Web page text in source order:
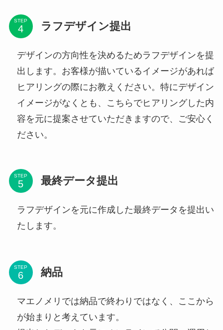
STEP ラフデザイン提出
デザインの方向性を決めるためラフデザインを提
出します。お客様が描いているイメージがあれば
ヒアリングの際にお教えください。特にデザイン
イメージがなくとも、こちらでヒアリングした内
容を元に提案させていただきますので、ご安心く
ださい。
STEP 最終データ提出
ラフデザインを元に作成した最終データを提出い
たします。
STEP 納品
マエノメリでは納品で終わりではなく、ここから
が始まりと考えています。